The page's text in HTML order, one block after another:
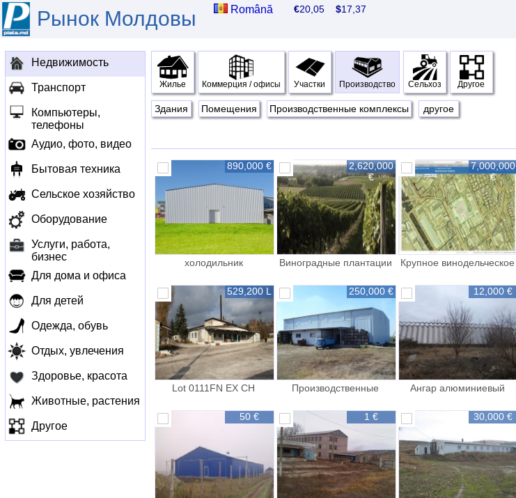
Рынок Молдовы Română €20,05$17,37
Недвижимость
Транспорт
Компьютеры,
телефоны
Аудио, фото, видео
Бытовая техника
Сельское хозяйство
Оборудование
Услуги, работа,
бизнес
Для дома и офиса
Для детей
Одежда, обувь
Отдых, увлечения
Здоровье, красота
Животные, растения
Другое
Жилье Коммерция / офисы Участки Производство Сельхоз Другое
Здания Помещения Производственные комплексы другое
890,000 €
холодильник
2,620,000
€
Виноградные плантации
7,000,000
€
Крупное винодельческое
529,200 L
Lot 0111FN EX CH
250,000 €
Производственные
12,000 €
Ангар алюминиевый
50 €
1 € 30,000 €